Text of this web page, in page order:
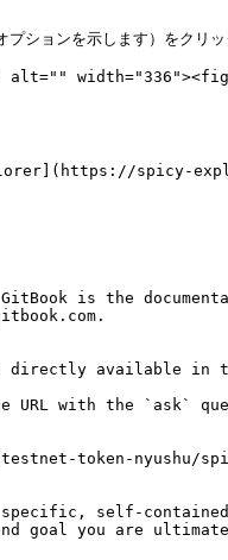
プションを示します）を
alt=""
spicy-
is the
available in
URL with the `ask`
token-nyushu/
self-
goal you are